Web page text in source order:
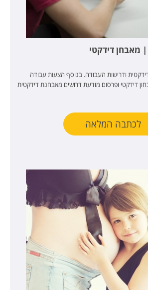
מאבחן דידקטי
ודרישות העבודה. בנוסף הצעות עבודה
דידקטי ופרסום מודעת דרושים מאבחנת דידקטית
לכתבה המלאה